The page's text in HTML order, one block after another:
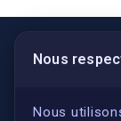
Nous
Nous
LIENS
S'inscrire